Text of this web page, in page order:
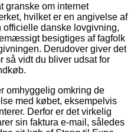
granske om internet
hvilket er en angivelse af
officielle danske lovgivning,
besigtiges af fagfolk
Derudover giver det
så vidt du bliver udsat for
omhyggelig omkring de
med købet, eksempelvis
Derfor er det virkelig
sin faktura e-mail, således